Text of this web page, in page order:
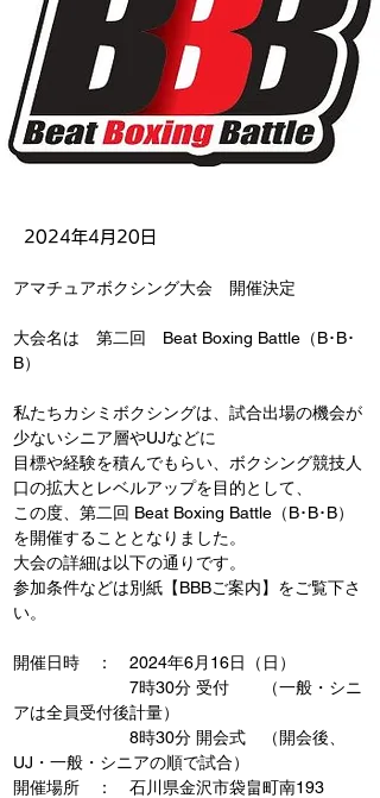
2024年4月20日
アマチュアボクシング大会　開催決定
大会名は　第二回　Beat Boxing Battle（B･B･
B）
私たちカシミボクシングは、試合出場の機会が
少ないシニア層やUJなどに
目標や経験を積んでもらい、ボクシング競技人
口の拡大とレベルアップを目的として、
この度、第二回 Beat Boxing Battle（B･B･B）
を開催することとなりました。
大会の詳細は以下の通りです。
参加条件などは別紙【BBBご案内】をご覧下さ
い。
開催日時　：　2024年6月16日（日）
7時30分 受付　　（一般・シニ
アは全員受付後計量）
8時30分 開会式　（開会後、
UJ・一般・シニアの順で試合）
開催場所　：　石川県金沢市袋畠町南193